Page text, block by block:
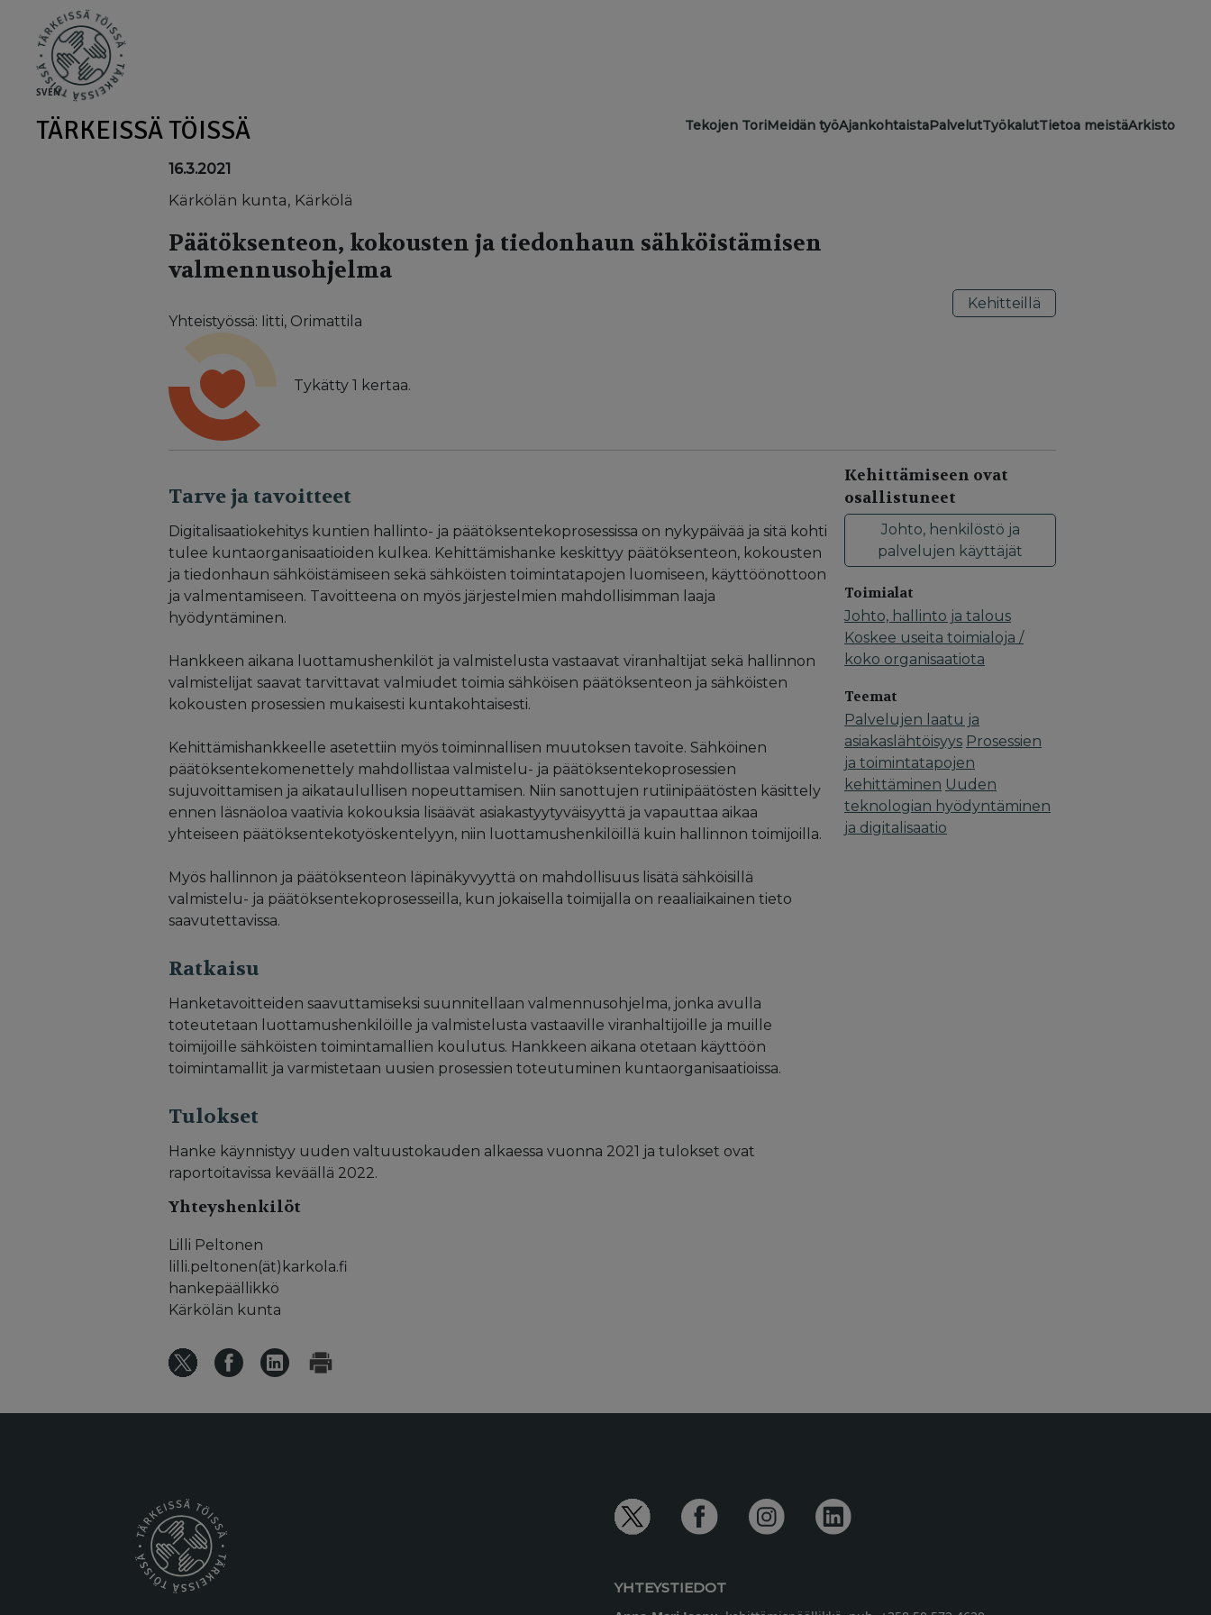
SVEN
TÄRKEISSÄ TÖISSÄ Main navigation
Tekojen ToriMeidän työAjankohtaistaPalvelutTyökalutTietoa meistäArkisto
16.3.2021
Kärkölän kunta, Kärkölä
Päätöksenteon, kokousten ja tiedonhaun sähköistämisen
valmennusohjelma
Yhteistyössä: Iitti, Orimattila
Tykätty 1 kertaa.
Kehitteillä
Tarve ja tavoitteet
Digitalisaatiokehitys kuntien hallinto- ja päätöksentekoprosessissa on nykypäivää ja sitä kohti
tulee kuntaorganisaatioiden kulkea. Kehittämishanke keskittyy päätöksenteon, kokousten
ja tiedonhaun sähköistämiseen sekä sähköisten toimintatapojen luomiseen, käyttöönottoon
ja valmentamiseen. Tavoitteena on myös järjestelmien mahdollisimman laaja
hyödyntäminen.
Hankkeen aikana luottamushenkilöt ja valmistelusta vastaavat viranhaltijat sekä hallinnon
valmistelijat saavat tarvittavat valmiudet toimia sähköisen päätöksenteon ja sähköisten
kokousten prosessien mukaisesti kuntakohtaisesti.
Kehittämishankkeelle asetettiin myös toiminnallisen muutoksen tavoite. Sähköinen
päätöksentekomenettely mahdollistaa valmistelu- ja päätöksentekoprosessien
sujuvoittamisen ja aikataulullisen nopeuttamisen. Niin sanottujen rutiinipäätösten käsittely
ennen läsnäoloa vaativia kokouksia lisäävät asiakastyytyväisyyttä ja vapauttaa aikaa
yhteiseen päätöksentekotyöskentelyyn, niin luottamushenkilöillä kuin hallinnon toimijoilla.
Myös hallinnon ja päätöksenteon läpinäkyvyyttä on mahdollisuus lisätä sähköisillä
valmistelu- ja päätöksentekoprosesseilla, kun jokaisella toimijalla on reaaliaikainen tieto
saavutettavissa.
Ratkaisu
Hanketavoitteiden saavuttamiseksi suunnitellaan valmennusohjelma, jonka avulla
toteutetaan luottamushenkilöille ja valmistelusta vastaaville viranhaltijoille ja muille
toimijoille sähköisten toimintamallien koulutus. Hankkeen aikana otetaan käyttöön
toimintamallit ja varmistetaan uusien prosessien toteutuminen kuntaorganisaatioissa.
Tulokset
Hanke käynnistyy uuden valtuustokauden alkaessa vuonna 2021 ja tulokset ovat
raportoitavissa keväällä 2022.
Yhteyshenkilöt
Lilli Peltonen
lilli.peltonen(ät)karkola.fi
hankepäällikkö
Kärkölän kunta
Kehittämiseen ovat
osallistuneet
Johto, henkilöstö ja
palvelujen käyttäjät
Toimialat
Johto, hallinto ja talous
Koskee useita toimialoja /
koko organisaatiota
Teemat
Palvelujen laatu ja
asiakaslähtöisyys Prosessien
ja toimintatapojen
kehittäminen Uuden
teknologian hyödyntäminen
ja digitalisaatio
YHTEYSTIEDOT